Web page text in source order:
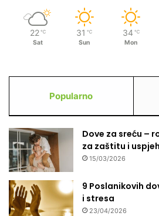
22 ℃
Sat
31 ℃
Sun
34 ℃
Mon
Popularno
Dove za sreću –
za zaštitu i
15/03/2026
9 Poslanikovih
i stresa
23/04/2026